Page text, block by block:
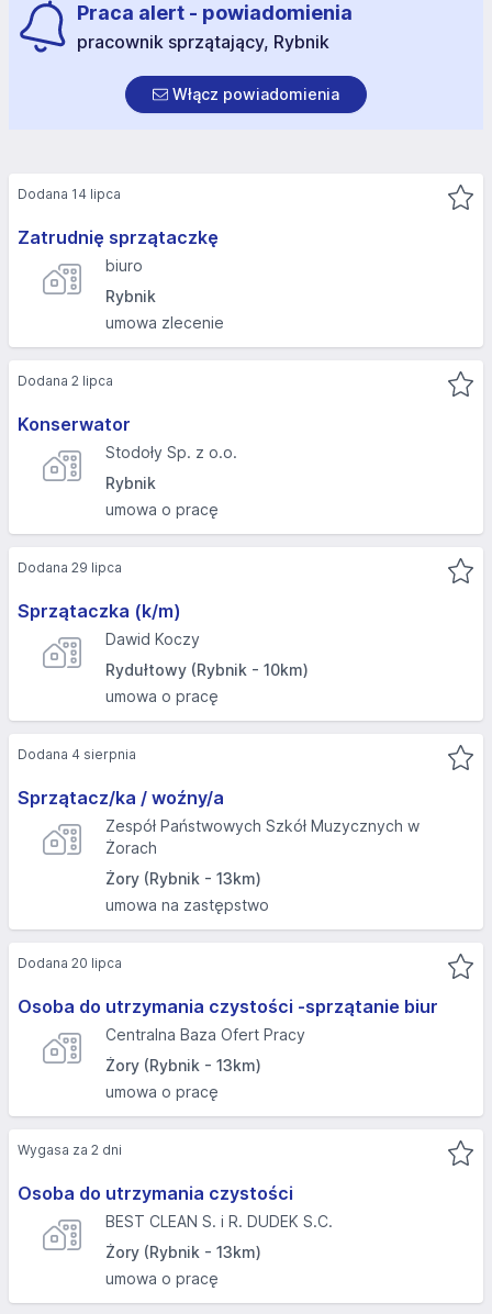
Praca alert - powiadomienia
pracownik sprzątający, Rybnik
Włącz powiadomienia
Zatrudnię sprzątaczkę
biuro
Rybnik
umowa zlecenie
Dodana 14 lipca
Konserwator
Stodoły Sp. z o.o.
Rybnik
umowa o pracę
Dodana 2 lipca
Sprzątaczka (k/m)
Dawid Koczy
Rydułtowy (Rybnik - 10km)
umowa o pracę
Dodana 29 lipca
Sprzątacz/ka / woźny/a
Zespół Państwowych Szkół Muzycznych w
Żorach
Żory (Rybnik - 13km)
umowa na zastępstwo
Dodana 4 sierpnia
Osoba do utrzymania czystości -sprzątanie biur
Centralna Baza Ofert Pracy
Żory (Rybnik - 13km)
umowa o pracę
Dodana 20 lipca
Osoba do utrzymania czystości
BEST CLEAN S. i R. DUDEK S.C.
Żory (Rybnik - 13km)
umowa o pracę
Wygasa za 2 dni